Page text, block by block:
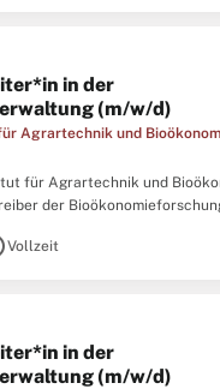
in der
(m/w/d)
Agrartechnik und
für Agrartechnik und
der
Grundlagen für die
und Energiesystemen in
Vollzeit
in der
(m/w/d)